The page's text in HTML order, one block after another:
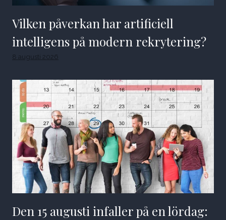
Vilken påverkan har artificiell
intelligens på modern rekrytering?
8 augusti 2026
Den 15 augusti infaller på en lördag: